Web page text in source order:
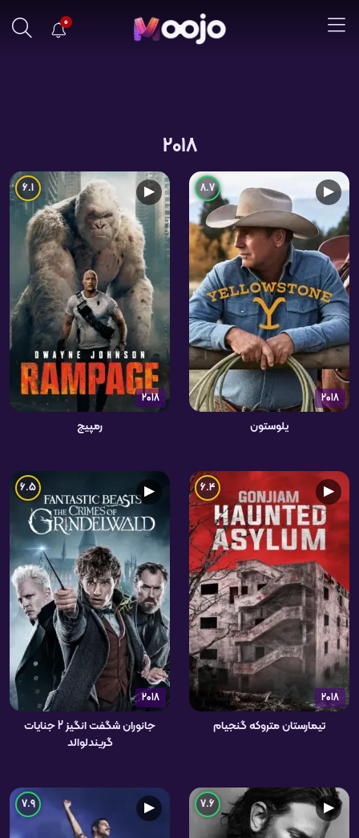
0
2018
2018
▶
8.7
یلوستون
2018
▶
6.1
رمپیج
2018
▶
6.4
تیمارستان متروکه گنجیام
2018
▶
6.5
جانوران شگفت انگیز 2 جنایات
گریندلوالد
▶
7.6
▶
7.9